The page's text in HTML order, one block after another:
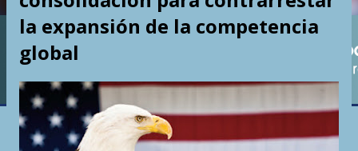
la expansión de la competencia
global